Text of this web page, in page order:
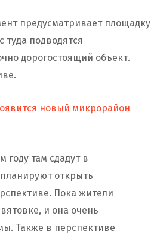
предусматривает площадку
подводятся
дорогостоящий объект.
новый микрорайон
году там сдадут в
открыть
Пока жители
и она очень
Также в перспективе